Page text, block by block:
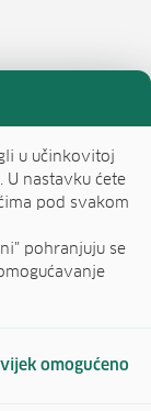
u učinkovitoj
nastavku ćete
pod svakom
pohranjuju se
omogućeno